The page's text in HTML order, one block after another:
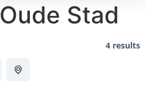
Oude Stad
4 results